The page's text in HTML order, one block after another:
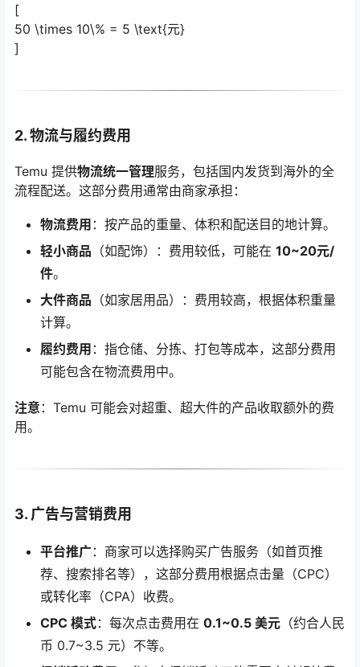
[
50 \times 10\% = 5 \text{元}
]
2. 物流与履约费用
Temu 提供物流统一管理服务，包括国内发货到海外的全
流程配送。这部分费用通常由商家承担：
物流费用 ：按产品的重量、体积和配送目的地计算。
轻小商品 （如配饰）：费用较低，可能在 10~20元/
件。
大件商品 （如家居用品）：费用较高，根据体积重量
计算。
履约费用 ：指仓储、分拣、打包等成本，这部分费用
可能包含在物流费用中。
注意 ：Temu 可能会对超重、超大件的产品收取额外的费
用。
3. 广告与营销费用
平台推广：商家可以选择购买广告服务（如首页推
荐、搜索排名等），这部分费用根据点击量（CPC）
或转化率（CPA）收费。
CPC 模式：每次点击费用在 0.1~0.5 美元 （约合人民
币 0.7~3.5 元）不等。